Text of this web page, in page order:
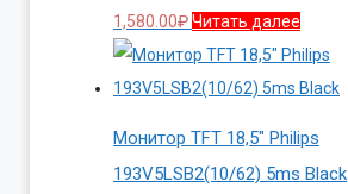
1,580.00₽Читать далее
Монитор TFT 18,5″ Philips
193V5LSB2(10/62) 5ms Black